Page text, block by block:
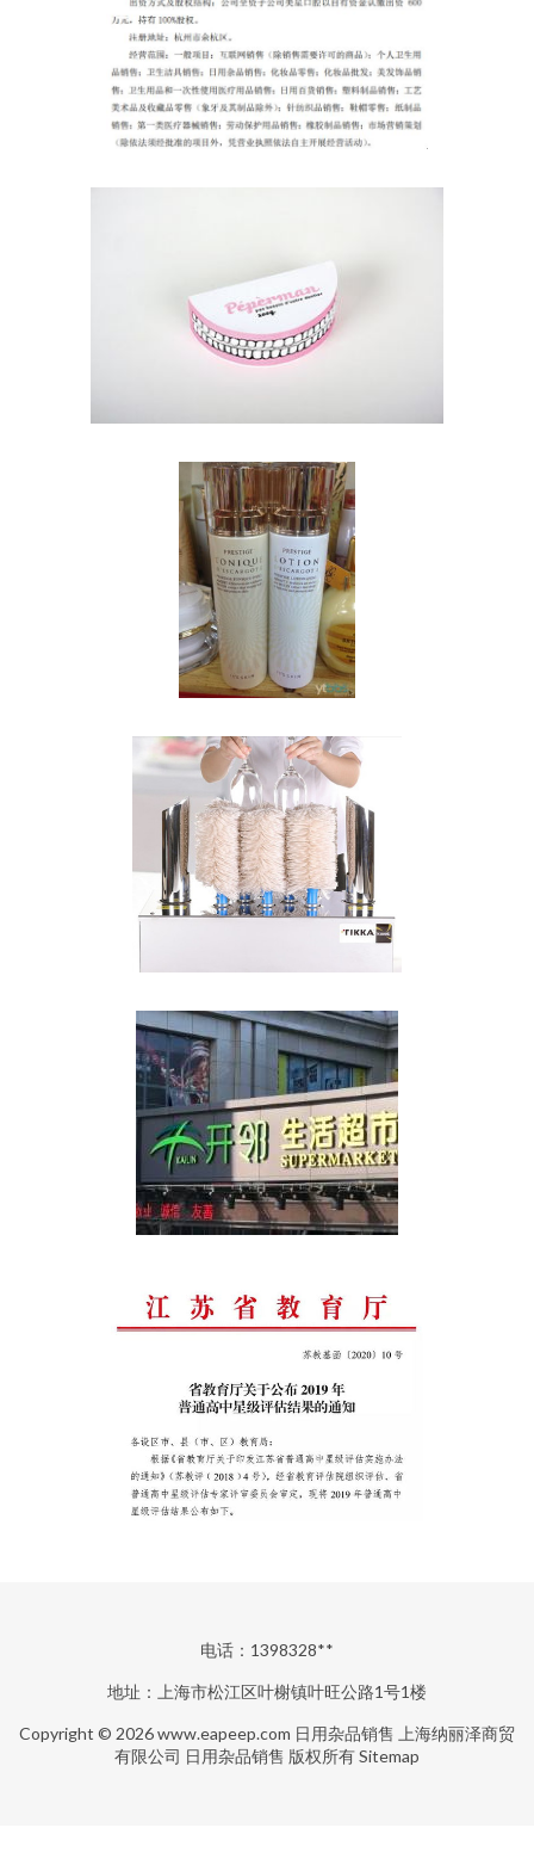
电话：1398328**
地址：上海市松江区叶榭镇叶旺公路1号1楼
Copyright © 2026www.eapeep.com 日用杂品销售
上海纳丽泽商贸
有限公司 日用杂品销售 版权所有Sitemap